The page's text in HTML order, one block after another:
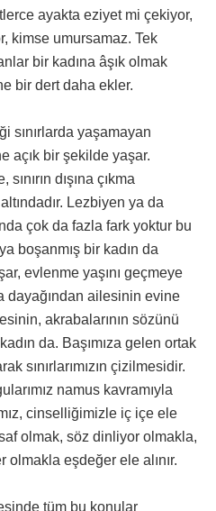
ayakta eziyet mi çekiyor,
kimse umursamaz. Tek
bir kadına âşık olmak
bir dert daha ekler.
sınırlarda yaşamayan
açık bir şekilde yaşar.
dışına çıkma
Lezbiyen ya da
çok da fazla fark yoktur bu
boşanmış bir kadın da
evlenme yaşını geçmeye
dayağından ailesinin evine
akrabalarının sözünü
da. Başımıza gelen ortak
sınırlarımızın çizilmesidir.
namus kavramıyla
cinselliğimizle iç içe ele
olmak, söz dinliyor olmakla,
eşdeğer ele alınır.
tüm bu konular